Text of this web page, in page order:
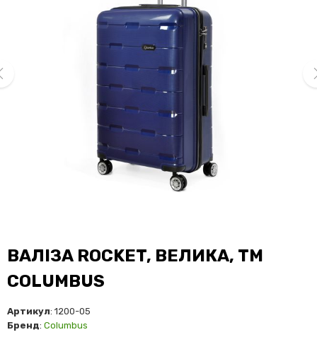
ВАЛІЗА ROCKET, ВЕЛИКА, TM
COLUMBUS
Артикул: 1200-05
Бренд: Columbus